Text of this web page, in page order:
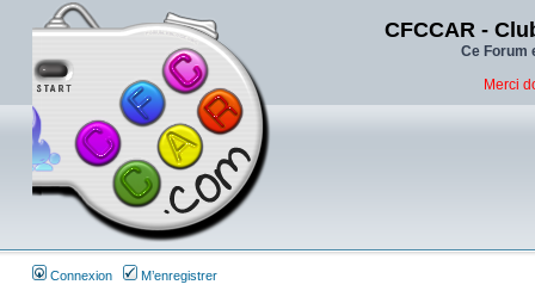
CFCCAR -
Ce Forum
Merci
Connexion M’enregistrer